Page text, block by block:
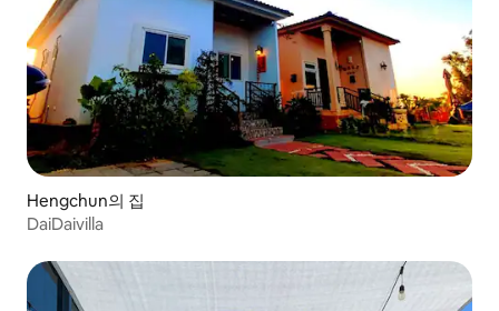
Hengchun의 집
DaiDaivilla